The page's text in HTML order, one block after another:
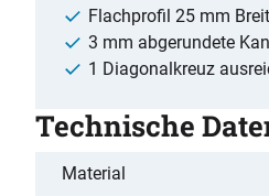
Flachprofil 25 mm
3 mm abgerundete
1 Diagonalkreuz
Technische
Material